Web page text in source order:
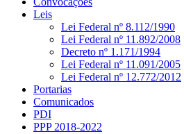
Leis
Lei Federal nº 8.112/1990
Lei Federal nº 11.892/2008
Decreto nº 1.171/1994
Lei Federal nº 11.091/2005
Lei Federal nº 12.772/2012
Portarias
Comunicados
PDI
PPP 2018-2022